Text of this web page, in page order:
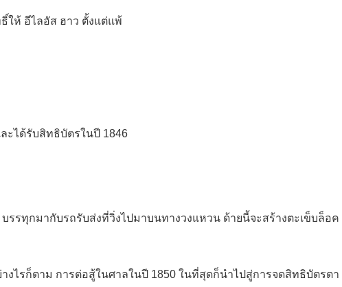
ให้ อีไลอัส ฮาว ตั้งแต่แพ้
ะได้รับสิทธิบัตรในปี 1846
รรทุกมากับรถรับส่งที่วิ่งไปมาบนทางวงแหวน ด้ายนี้จะสร้างตะเข็บล็อค
งไรก็ตาม การต่อสู้ในศาลในปี 1850 ในที่สุดก็นําไปสู่การจดสิทธิบัตรตา